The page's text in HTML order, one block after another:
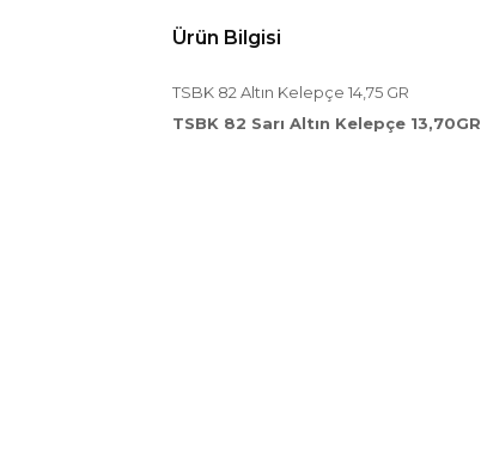
Ürün Bilgisi
TSBK 82 Altın Kelepçe 14,75 GR
TSBK 82 Sarı Altın Kelepçe 13,70GR